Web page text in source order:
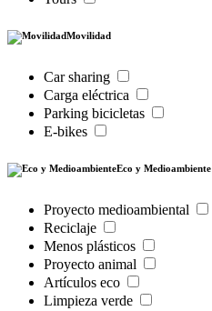
Movilidad
Car sharing
Carga eléctrica
Parking bicicletas
E-bikes
Eco y Medioambiente
Proyecto medioambiental
Reciclaje
Menos plásticos
Proyecto animal
Artículos eco
Limpieza verde